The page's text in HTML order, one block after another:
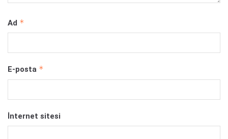
Ad *
E-posta *
İnternet sitesi